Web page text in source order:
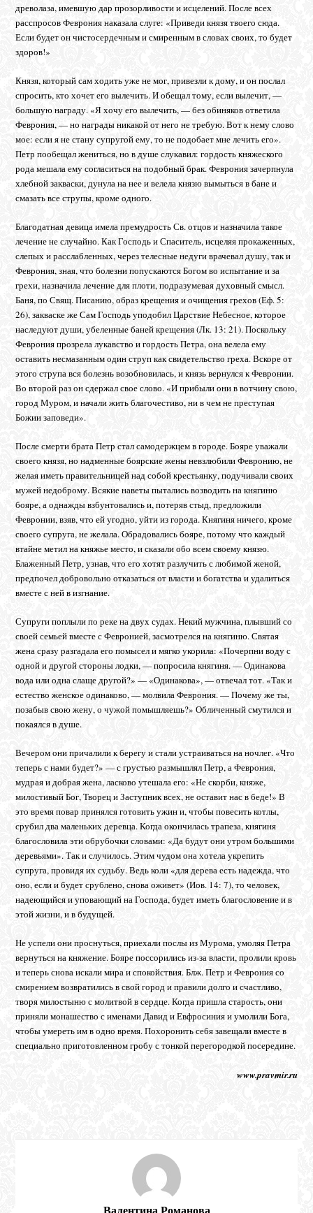
древолаза, имевшую дар прозорливости и исцелений. После всех
расспросов Феврония наказала слуге: «Приведи князя твоего сюда.
Если будет он чистосердечным и смиренным в словах своих, то будет
здоров!»
Князя, который сам ходить уже не мог, привезли к дому, и он послал
спросить, кто хочет его вылечить. И обещал тому, если вылечит, —
большую награду. «Я хочу его вылечить, — без обиняков ответила
Феврония, — но награды никакой от него не требую. Вот к нему слово
мое: если я не стану супругой ему, то не подобает мне лечить его».
Петр пообещал жениться, но в душе слукавил: гордость княжеского
рода мешала ему согласиться на подобный брак. Феврония зачерпнула
хлебной закваски, дунула на нее и велела князю вымыться в бане и
смазать все струпы, кроме одного.
Благодатная девица имела премудрость Св. отцов и назначила такое
лечение не случайно. Как Господь и Спаситель, исцеляя прокаженных,
слепых и расслабленных, через телесные недуги врачевал душу, так и
Феврония, зная, что болезни попускаются Богом во испытание и за
грехи, назначила лечение для плоти, подразумевая духовный смысл.
Баня, по Свящ. Писанию, образ крещения и очищения грехов (Еф. 5:
26), закваске же Сам Господь уподобил Царствие Небесное, которое
наследуют души, убеленные баней крещения (Лк. 13: 21). Поскольку
Феврония прозрела лукавство и гордость Петра, она велела ему
оставить несмазанным один струп как свидетельство греха. Вскоре от
этого струпа вся болезнь возобновилась, и князь вернулся к Февронии.
Во второй раз он сдержал свое слово. «И прибыли они в вотчину свою,
город Муром, и начали жить благочестиво, ни в чем не преступая
Божии заповеди».
После смерти брата Петр стал самодержцем в городе. Бояре уважали
своего князя, но надменные боярские жены невзлюбили Февронию, не
желая иметь правительницей над собой крестьянку, подучивали своих
мужей недоброму. Всякие наветы пытались возводить на княгиню
бояре, а однажды взбунтовались и, потеряв стыд, предложили
Февронии, взяв, что ей угодно, уйти из города. Княгиня ничего, кроме
своего супруга, не желала. Обрадовались бояре, потому что каждый
втайне метил на княжье место, и сказали обо всем своему князю.
Блаженный Петр, узнав, что его хотят разлучить с любимой женой,
предпочел добровольно отказаться от власти и богатства и удалиться
вместе с ней в изгнание.
Супруги поплыли по реке на двух судах. Некий мужчина, плывший со
своей семьей вместе с Февронией, засмотрелся на княгиню. Святая
жена сразу разгадала его помысел и мягко укорила: «Почерпни воду с
одной и другой стороны лодки, — попросила княгиня. — Одинакова
вода или одна слаще другой?» — «Одинакова», — отвечал тот. «Так и
естество женское одинаково, — молвила Феврония. — Почему же ты,
позабыв свою жену, о чужой помышляешь?» Обличенный смутился и
покаялся в душе.
Вечером они причалили к берегу и стали устраиваться на ночлег. «Что
теперь с нами будет?» — с грустью размышлял Петр, а Феврония,
мудрая и добрая жена, ласково утешала его: «Не скорби, княже,
милостивый Бог, Творец и Заступник всех, не оставит нас в беде!» В
это время повар принялся готовить ужин и, чтобы повесить котлы,
срубил два маленьких деревца. Когда окончилась трапеза, княгиня
благословила эти обрубочки словами: «Да будут они утром большими
деревьями». Так и случилось. Этим чудом она хотела укрепить
супруга, провидя их судьбу. Ведь коли «для дерева есть надежда, что
оно, если и будет срублено, снова оживет» (Иов. 14: 7), то человек,
надеющийся и уповающий на Господа, будет иметь благословение и в
этой жизни, и в будущей.
Не успели они проснуться, приехали послы из Мурома, умоляя Петра
вернуться на княжение. Бояре поссорились из-за власти, пролили кровь
и теперь снова искали мира и спокойствия. Блж. Петр и Феврония со
смирением возвратились в свой город и правили долго и счастливо,
творя милостыню с молитвой в сердце. Когда пришла старость, они
приняли монашество с именами Давид и Евфросиния и умолили Бога,
чтобы умереть им в одно время. Похоронить себя завещали вместе в
специально приготовленном гробу с тонкой перегородкой посередине.
www.pravmir.ru
Валентина Романова